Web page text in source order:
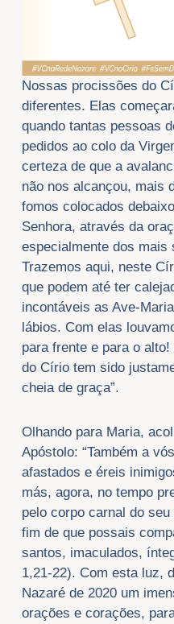
Nossas procissões do
diferentes. Elas
quando tantas pessoas
pedidos ao colo da
certeza de que a
não nos alcançou, mais
fomos colocados
Senhora, através da
especialmente dos mais
Trazemos aqui, neste
que podem até ter
incontáveis as Ave-
lábios. Com elas
para frente e para o
do Círio tem sido
cheia de graça”.
Olhando para Maria,
Apóstolo: “Também a
afastados e éreis
más, agora, no tempo
pelo corpo carnal do
fim de que possais
santos, imaculados,
1,21-22). Com esta luz,
Nazaré de 2020 um
orações e corações,